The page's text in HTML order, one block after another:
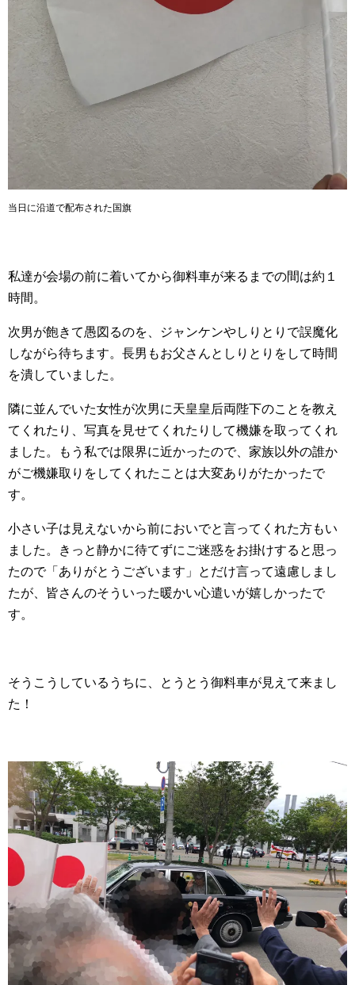
当日に沿道で配布された国旗
私達が会場の前に着いてから御料車が来るまでの間は約１
時間。
次男が飽きて愚図るのを、ジャンケンやしりとりで誤魔化
しながら待ちます。長男もお父さんとしりとりをして時間
を潰していました。
隣に並んでいた女性が次男に天皇皇后両陛下のことを教え
てくれたり、写真を見せてくれたりして機嫌を取ってくれ
ました。もう私では限界に近かったので、家族以外の誰か
がご機嫌取りをしてくれたことは大変ありがたかったで
す。
小さい子は見えないから前においでと言ってくれた方もい
ました。きっと静かに待てずにご迷惑をお掛けすると思っ
たので「ありがとうございます」とだけ言って遠慮しまし
たが、皆さんのそういった暖かい心遣いが嬉しかったで
す。
そうこうしているうちに、とうとう御料車が見えて来まし
た！